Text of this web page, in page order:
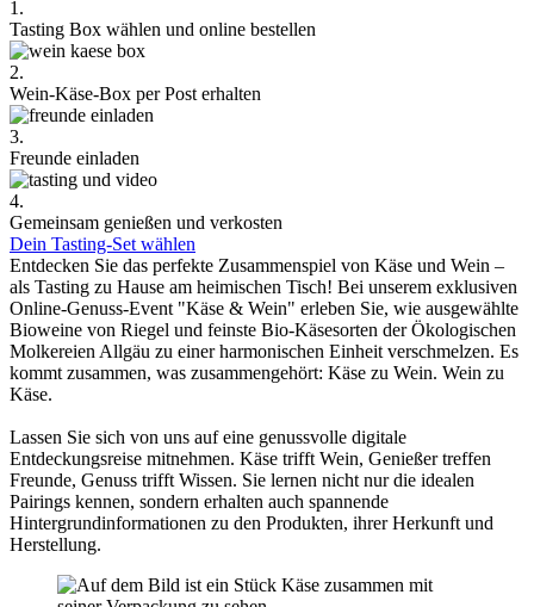
1.
Tasting Box wählen und online bestellen
2.
Wein-Käse-Box per Post erhalten
3.
Freunde einladen
4.
Gemeinsam genießen und verkosten
Dein Tasting-Set wählen
Entdecken Sie das perfekte Zusammenspiel von Käse und Wein –
als Tasting zu Hause am heimischen Tisch! Bei unserem exklusiven
Online-Genuss-Event "Käse & Wein" erleben Sie, wie ausgewählte
Bioweine von Riegel und feinste Bio-Käsesorten der Ökologischen
Molkereien Allgäu zu einer harmonischen Einheit verschmelzen. Es
kommt zusammen, was zusammengehört: Käse zu Wein. Wein zu
Käse.
Lassen Sie sich von uns auf eine genussvolle digitale
Entdeckungsreise mitnehmen. Käse trifft Wein, Genießer treffen
Freunde, Genuss trifft Wissen. Sie lernen nicht nur die idealen
Pairings kennen, sondern erhalten auch spannende
Hintergrundinformationen zu den Produkten, ihrer Herkunft und
Herstellung.